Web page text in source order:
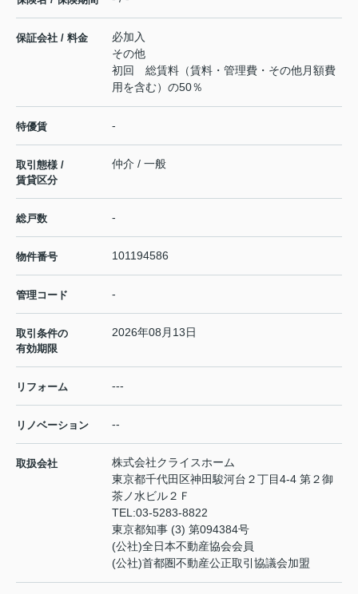
保証会社 / 料金
必加入
その他
初回 総賃料（賃料・管理費・その他月額費
用を含む）の50％
特優賃 -
取引態様 /
賃貸区分
仲介 / 一般
総戸数 -
物件番号 101194586
管理コード -
取引条件の
有効期限
2026年08月13日
リフォーム ---
リノベーション --
取扱会社
株式会社クライスホーム
東京都千代田区神田駿河台２丁目4-4 第２御
茶ノ水ビル２Ｆ
TEL:03-5283-8822
東京都知事 (3) 第094384号
(公社)全日本不動産協会会員
(公社)首都圏不動産公正取引協議会加盟